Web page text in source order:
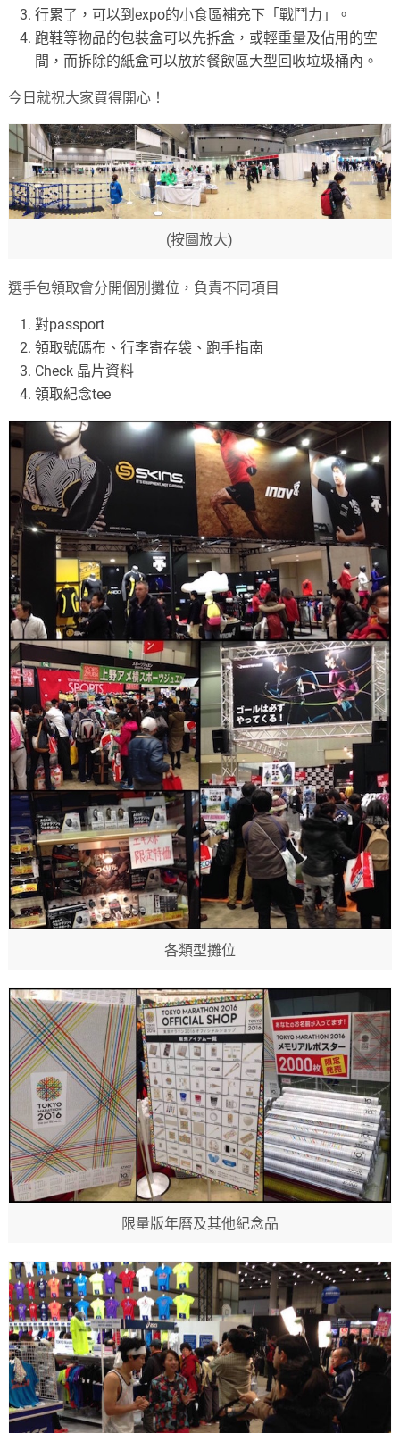
行累了，可以到expo的小食區補充下「戰鬥力」。
跑鞋等物品的包裝盒可以先拆盒，或輕重量及佔用的空
間，而拆除的紙盒可以放於餐飲區大型回收垃圾桶內。
今日就祝大家買得開心！
(按圖放大)
選手包領取會分開個別攤位，負責不同項目
對passport
領取號碼布、行李寄存袋、跑手指南
Check 晶片資料
領取紀念tee
各類型攤位
限量版年曆及其他紀念品